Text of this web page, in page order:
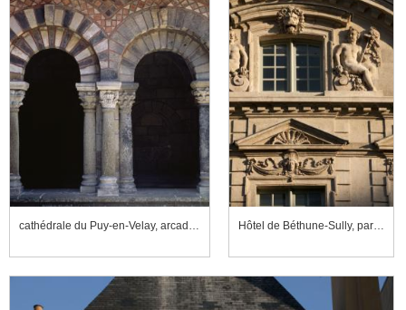
cathédrale du Puy-en-Velay, arcades du cloître Hôtel de Béthune-Sully, partie haute d'un des deux pavillons de la façade sur rue.